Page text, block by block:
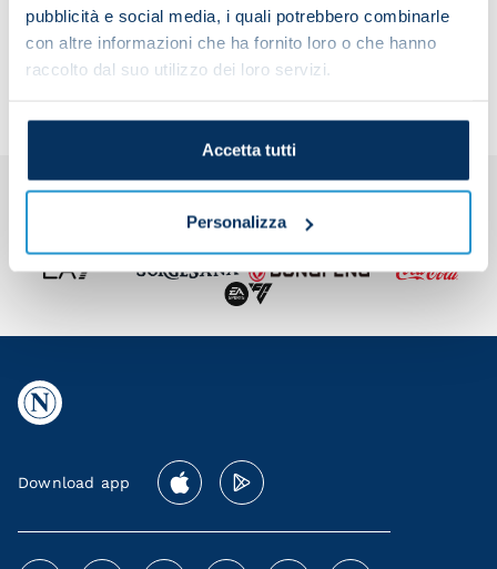
pubblicità e social media, i quali potrebbero combinarle
con altre informazioni che ha fornito loro o che hanno
raccolto dal suo utilizzo dei loro servizi.
Accetta tutti
Personalizza
Share the article with your friends and support the
team
Download app